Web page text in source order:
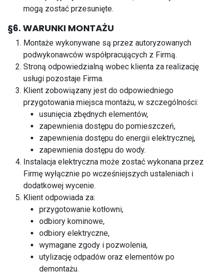
mogą zostać przesunięte.
§6. WARUNKI MONTAŻU
Montaże wykonywane są przez autoryzowanych
podwykonawców współpracujących z Firmą.
Stroną odpowiedzialną wobec klienta za realizację
usługi pozostaje Firma.
Klient zobowiązany jest do odpowiedniego
przygotowania miejsca montażu, w szczególności:
usunięcia zbędnych elementów,
zapewnienia dostępu do pomieszczeń,
zapewnienia dostępu do energii elektrycznej,
zapewnienia dostępu do wody.
Instalacja elektryczna może zostać wykonana przez
Firmę wyłącznie po wcześniejszych ustaleniach i
dodatkowej wycenie.
Klient odpowiada za:
przygotowanie kotłowni,
odbiory kominowe,
odbiory elektryczne,
wymagane zgody i pozwolenia,
utylizację odpadów oraz elementów po
demontażu.